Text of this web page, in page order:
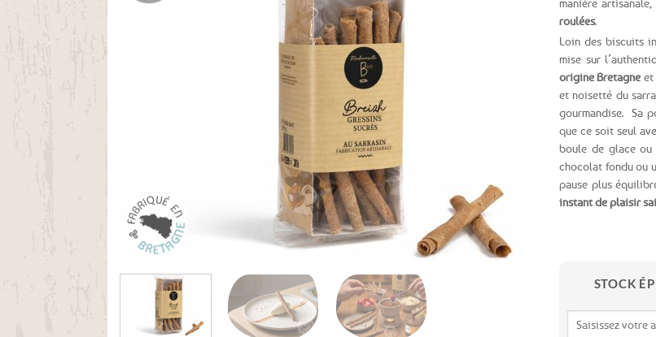
manière
roulées.
Loin des biscuits
mise sur
origine Bretagne et
et noisetté du
gourmandise. Sa
que ce soit seul
boule de glace ou
chocolat fondu ou
pause plus
instant de plaisir
STOCK